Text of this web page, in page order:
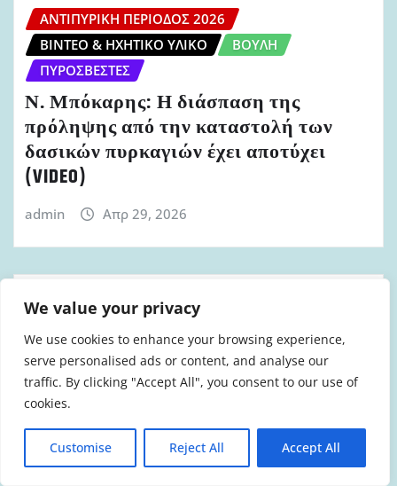
We value your privacy
We use cookies to enhance your browsing experience,
serve personalised ads or content, and analyse our
traffic. By clicking "Accept All", you consent to our use of
cookies.
Customise Reject All Accept All
ΑΝΤΙΠΥΡΙΚΉ ΠΕΡΊΟΔΟΣ 2026
ΒΊΝΤΕΟ & ΗΧΗΤΙΚΌ ΥΛΙΚΌ
ΒΟΥΛΉ
ΠΥΡΟΣΒΈΣΤΕΣ
Ν. Μπόκαρης: Η διάσπαση της
πρόληψης από την καταστολή των
δασικών πυρκαγιών έχει αποτύχει
(VIDEO)
admin Απρ 29, 2026